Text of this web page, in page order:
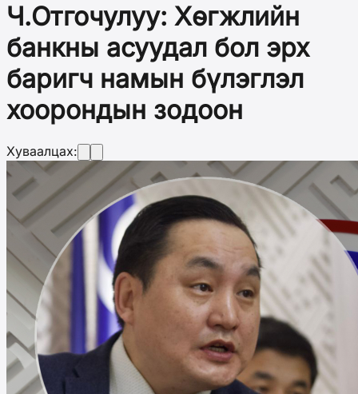
Ч.Отгочулуу: Хөгжлийн
банкны асуудал бол эрх
баригч намын бүлэглэл
хоорондын зодоон
Хуваалцах: